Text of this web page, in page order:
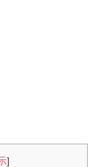
]